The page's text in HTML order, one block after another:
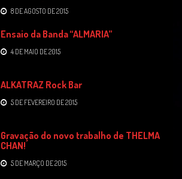
8 DE AGOSTO DE 2015
Ensaio da Banda “ALMARIA”
4 DE MAIO DE 2015
ALKATRAZ Rock Bar
5 DE FEVEREIRO DE 2015
Gravação do novo trabalho de THELMA
CHAN!
5 DE MARÇO DE 2015